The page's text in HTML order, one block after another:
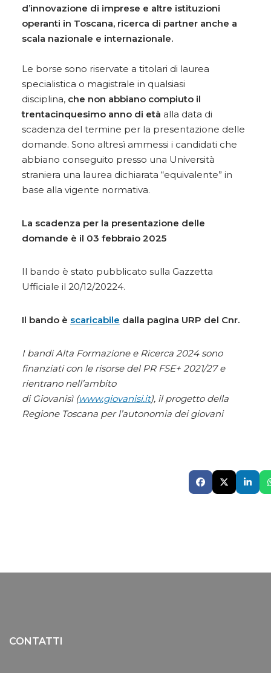
d’innovazione di imprese e altre istituzioni
operanti in Toscana, ricerca di partner anche a
scala nazionale e internazionale.
Le borse sono riservate a titolari di laurea
specialistica o magistrale in qualsiasi
disciplina, che non abbiano compiuto il
trentacinquesimo anno di età alla data di
scadenza del termine per la presentazione delle
domande. Sono altresì ammessi i candidati che
abbiano conseguito presso una Università
straniera una laurea dichiarata “equivalente” in
base alla vigente normativa.
La scadenza per la presentazione delle
domande è il 03 febbraio 2025
Il bando è stato pubblicato sulla Gazzetta
Ufficiale il 20/12/20224.
Il bando è scaricabile dalla pagina URP del Cnr.
I bandi Alta Formazione e Ricerca 2024 sono
finanziati con le risorse del PR FSE+ 2021/27 e
rientrano nell’ambito
di Giovanisì (www.giovanisi.it), il progetto della
Regione Toscana per l’autonomia dei giovani
CONTATTI